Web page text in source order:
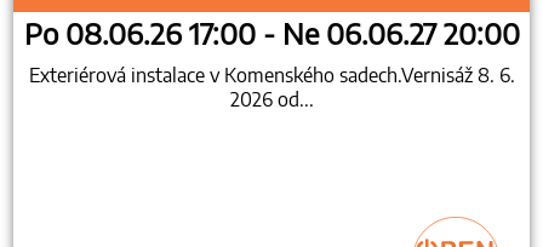
Po 08.06.26 17:00 - Ne 06.06.27 20:00
Exteriérová instalace v Komenského sadech.Vernisáž 8. 6.
2026 od...